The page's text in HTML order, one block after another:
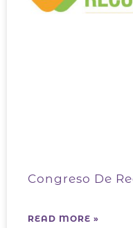
Congreso De
READ MORE »